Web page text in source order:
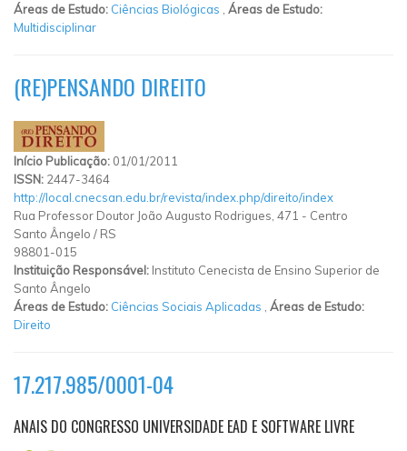
Áreas de Estudo: Ciências Biológicas
Áreas de Estudo:
Multidisciplinar
(RE)PENSANDO DIREITO
Início Publicação: 01/01/2011
ISSN: 2447-3464
http://local.cnecsan.edu.br/revista/index.php/direito/index
Rua Professor Doutor João Augusto Rodrigues, 471 - Centro
Santo Ângelo / RS
98801-015
Instituição Responsável: Instituto Cenecista de Ensino Superior de
Santo Ângelo
Áreas de Estudo: Ciências Sociais Aplicadas
Áreas de Estudo:
Direito
17.217.985/0001-04
ANAIS DO CONGRESSO UNIVERSIDADE EAD E SOFTWARE LIVRE